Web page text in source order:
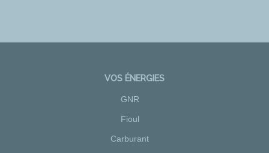
VOS ÉNERGIES
GNR
Fioul
Carburant